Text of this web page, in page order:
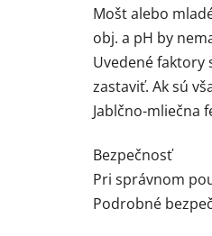
Mošt alebo
obj. a pH by
Uvedené faktory
zastaviť. Ak sú
Jablčno-mliečna
Bezpečnosť
Pri správnom
Podrobné